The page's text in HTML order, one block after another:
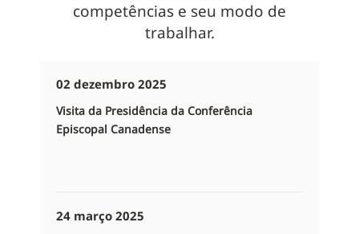
competências e seu modo de
trabalhar.
02 dezembro 2025
Visita da Presidência da Conferência
Episcopal Canadense
24 março 2025